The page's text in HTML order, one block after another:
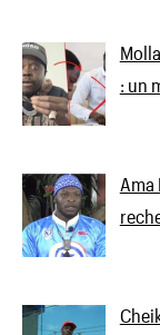
: un
Ama